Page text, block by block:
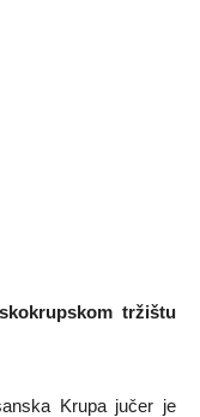
tržištu
Krupa jučer je